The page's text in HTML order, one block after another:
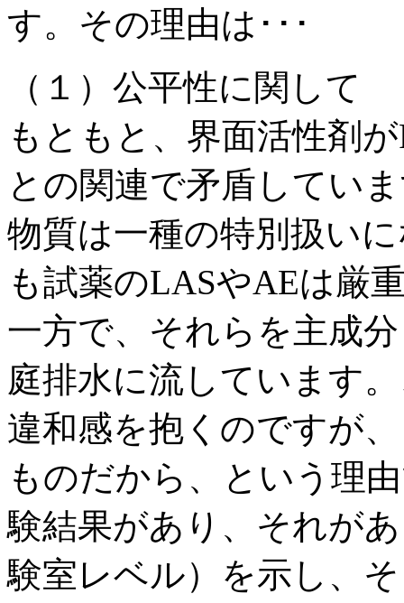
す。その理由は･･･
（１）公平性に関して
もともと、界面活性剤
との関連で矛盾してい
物質は一種の特別扱い
も試薬のLASやAEは厳
一方で、それらを主成
庭排水に流しています
違和感を抱くのですが
ものだから、という理
験結果があり、それが
験室レベル）を示し、